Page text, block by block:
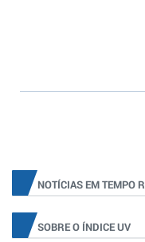
NOTÍCIAS EM TEMPO
SOBRE O ÍNDICE UV